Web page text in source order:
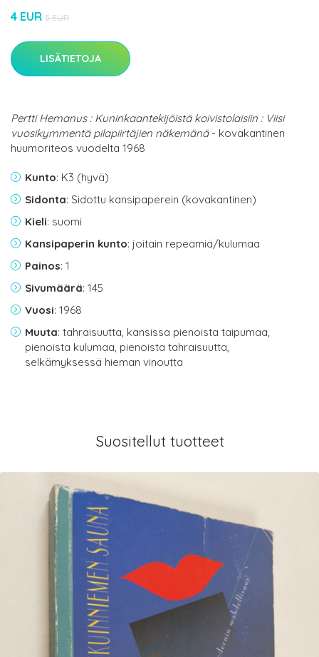
4 EUR 5 EUR
LISÄTIETOJA
Pertti Hemanus : Kuninkaantekijöistä koivistolaisiin : Viisi
vuosikymmentä pilapiirtäjien näkemänä- kovakantinen
huumoriteos vuodelta 1968
Kunto: K3 (hyvä)
Sidonta: Sidottu kansipaperein (kovakantinen)
Kieli: suomi
Kansipaperin kunto: joitain repeämiä/kulumaa
Painos: 1
Sivumäärä: 145
Vuosi: 1968
Muuta: tahraisuutta, kansissa pienoista taipumaa,
pienoista kulumaa, pienoista tahraisuutta,
selkämyksessä hieman vinoutta
Suositellut tuotteet